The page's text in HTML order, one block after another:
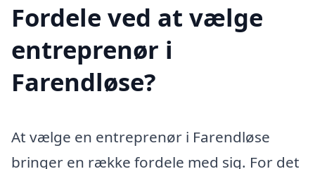
Fordele ved at vælge
entreprenør i
Farendløse?
At vælge en entreprenør i Farendløse
bringer en række fordele med sig. For det